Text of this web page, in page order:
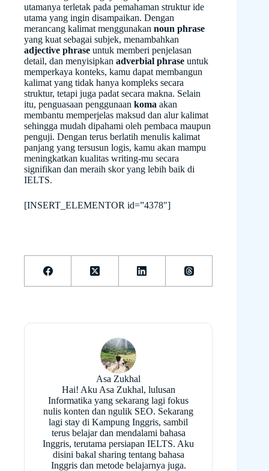
utamanya terletak pada pemahaman struktur ide
utama yang ingin disampaikan. Dengan
merancang kalimat menggunakan noun phrase
yang kuat sebagai subjek, menambahkan
adjective phrase untuk memberi penjelasan
detail, dan menyisipkan adverbial phrase untuk
memperkaya konteks, kamu dapat membangun
kalimat yang tidak hanya kompleks secara
struktur, tetapi juga padat secara makna. Selain
itu, penguasaan penggunaan koma akan
membantu memperjelas maksud dan alur kalimat
sehingga mudah dipahami oleh pembaca maupun
penguji. Dengan terus berlatih menulis kalimat
panjang yang tersusun logis, kamu akan mampu
meningkatkan kualitas writing-mu secara
signifikan dan meraih skor yang lebih baik di
IELTS.
[INSERT_ELEMENTOR id=”4378″]
Asa Zukhal
Hai! Aku Asa Zukhal, lulusan
Informatika yang sekarang lagi fokus
nulis konten dan ngulik SEO. Sekarang
lagi stay di Kampung Inggris, sambil
terus belajar dan mendalami bahasa
Inggris, terutama persiapan IELTS. Aku
disini bakal sharing tentang bahasa
Inggris dan metode belajarnya juga.